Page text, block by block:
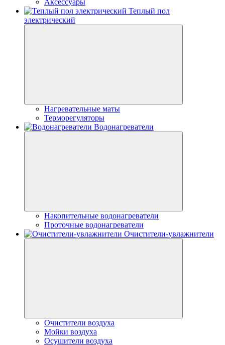
Теплый пол
электрический
Нагревательные маты
Терморегуляторы
Водонагреватели
Накопительные водонагреватели
Проточные водонагреватели
Очистители-увлажнители
Очистители воздуха
Мойки воздуха
Осушители воздуха